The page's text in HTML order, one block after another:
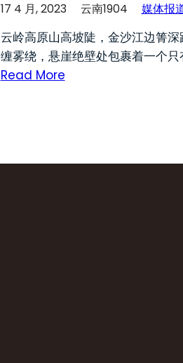
17 4 月, 2023 云南1904 媒体报
云岭高原山高坡陡，金沙江边箐
缠雾绕，悬崖绝壁处包裹着一个
Read More